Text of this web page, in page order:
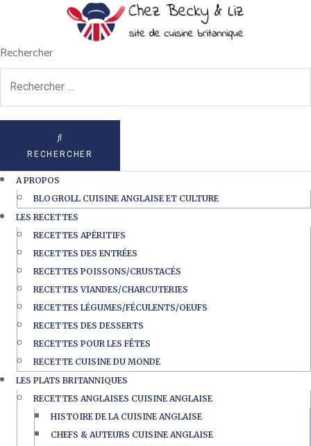
Rechercher
RECHERCHER
A PROPOS
BLOGROLL CUISINE ANGLAISE ET CULTURE
LES RECETTES
RECETTES APÉRITIFS
RECETTES DES ENTRÉES
RECETTES POISSONS/CRUSTACÉS
RECETTES VIANDES/CHARCUTERIES
RECETTES LÉGUMES/FÉCULENTS/OEUFS
RECETTES DES DESSERTS
RECETTES POUR LES FÊTES
RECETTE CUISINE DU MONDE
LES PLATS BRITANNIQUES
RECETTES ANGLAISES CUISINE ANGLAISE
HISTOIRE DE LA CUISINE ANGLAISE
CHEFS & AUTEURS CUISINE ANGLAISE